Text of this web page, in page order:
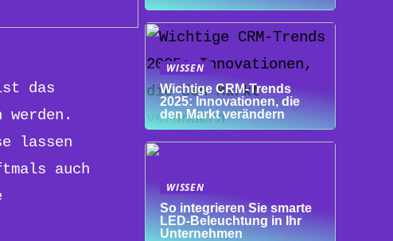
das
lassen
auch
WISSEN
Wichtige CRM-Trends
2025: Innovationen, die
den Markt verändern
WISSEN
So integrieren Sie smarte
LED-Beleuchtung in Ihr
Unternehmen